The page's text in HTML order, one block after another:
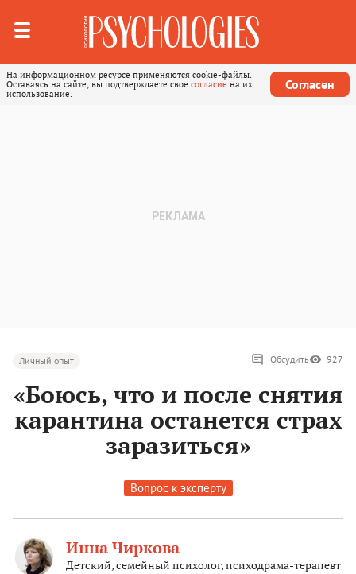
На информационном ресурсе применяются cookie-файлы.
Оставаясь на сайте, вы подтверждаете свое согласие на их
использование.
Согласен
Личный опыт Обсудить 927
«Боюсь, что и после снятия
карантина останется страх
заразиться»
Вопрос к эксперту
Инна Чиркова
Детский, семейный психолог, психодрама-терапевт